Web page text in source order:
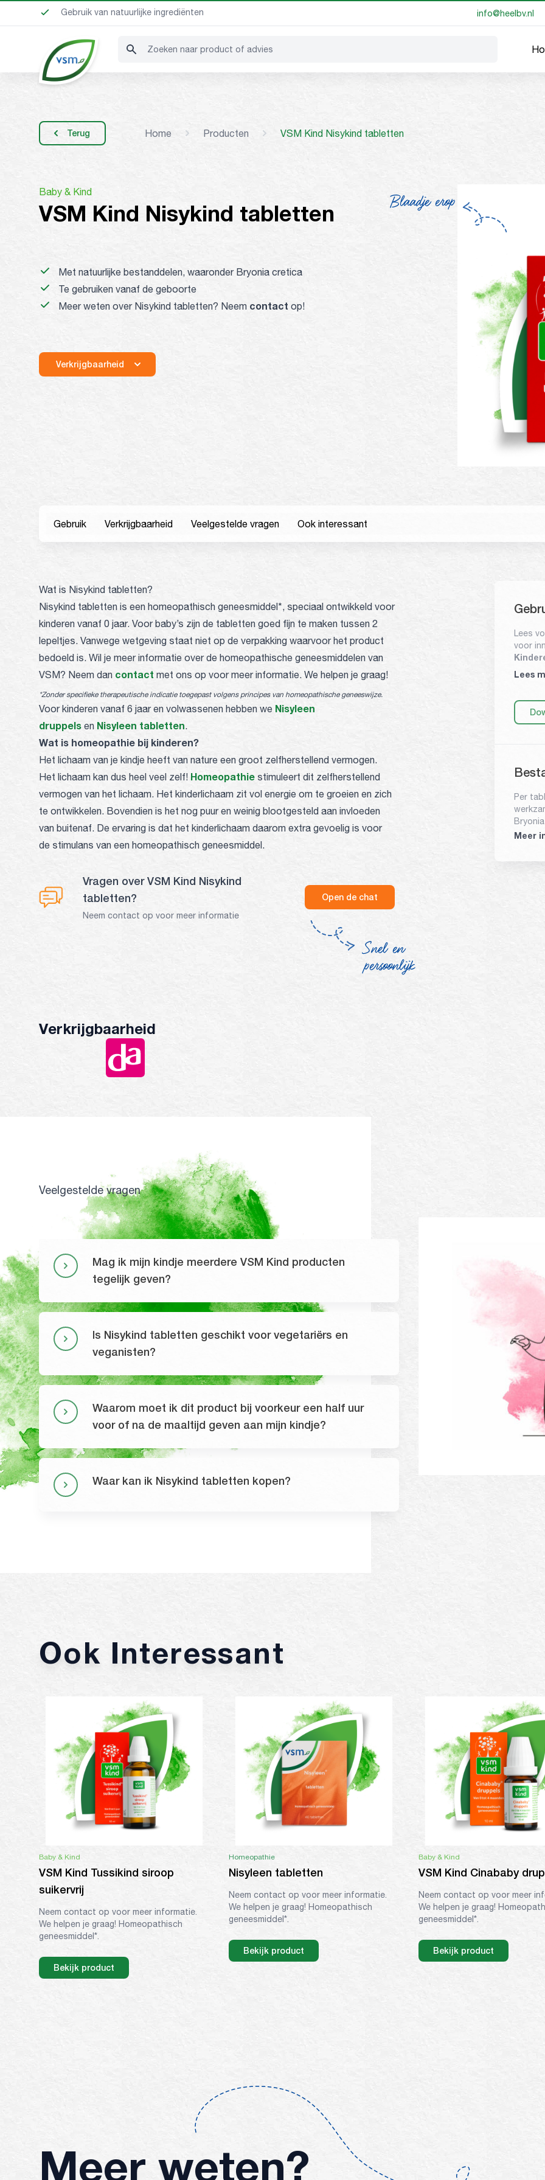
Al meer dan 100 jaar ervaring
Gebruik van natuurlijke ingrediënten
Geeft je kracht uit de natuur info@heelbv.nl
Zoeken naar product of advies
Terug Home Producten VSM Kind Nisykind tabletten
Baby & Kind
VSM Kind Nisykind tabletten
Met natuurlijke bestanddelen, waaronder Bryonia cretica
Te gebruiken vanaf de geboorte
Meer weten over Nisykind tabletten? Neem contact op!
Verkrijgbaarheid
Blaadje erop
Gebruik Verkrijgbaarheid Veelgestelde vragen Ook interessant
Wat is Nisykind tabletten?
Nisykind tabletten is een homeopathisch geneesmiddel*, speciaal ontwikkeld voor
kinderen vanaf 0 jaar. Voor baby’s zijn de tabletten goed fijn te maken tussen 2
lepeltjes. Vanwege wetgeving staat niet op de verpakking waarvoor het product
bedoeld is. Wil je meer informatie over de homeopathische geneesmiddelen van
VSM? Neem dan contact met ons op voor meer informatie. We helpen je graag!
*Zonder specifieke therapeutische indicatie toegepast volgens principes van homeopathische geneeswijze.
Voor kinderen vanaf 6 jaar en volwassenen hebben we Nisyleen
druppels en Nisyleen tabletten.
Wat is homeopathie bij kinderen?
Het lichaam van je kindje heeft van nature een groot zelfherstellend vermogen.
Het lichaam kan dus heel veel zelf! Homeopathie stimuleert dit zelfherstellend
vermogen van het lichaam. Het kinderlichaam zit vol energie om te groeien en zich
te ontwikkelen. Bovendien is het nog puur en weinig blootgesteld aan invloeden
van buitenaf. De ervaring is dat het kinderlichaam daarom extra gevoelig is voor
de stimulans van een homeopathisch geneesmiddel.
Vragen over VSM Kind Nisykind
tabletten?
Neem contact op voor meer informatie
Open de chat
Snel en
persoonlijk
Lees
voor
Bij de
innemen.
innemen.
De
de
en
Lees
Per
Meer
Verkrijgbaarheid
Veelgestelde vragen
Mag ik mijn kindje meerdere VSM Kind producten
tegelijk geven?
Is Nisykind tabletten geschikt voor vegetariërs en
veganisten?
Waarom moet ik dit product bij voorkeur een half uur
voor of na de maaltijd geven aan mijn kindje?
Waar kan ik Nisykind tabletten kopen?
Ook Interessant
Baby & Kind
VSM Kind Tussikind siroop
suikervrij
Neem contact op voor meer informatie.
We helpen je graag! Homeopathisch
geneesmiddel*.
Bekijk product
Homeopathie
Nisyleen tabletten
Neem contact op voor meer informatie.
We helpen je graag! Homeopathisch
geneesmiddel*.
Bekijk product
Baby & Kind
VSM Kind Cinababy
Neem contact op voor meer
We helpen je graag!
geneesmiddel*.
Bekijk product
Meer weten?